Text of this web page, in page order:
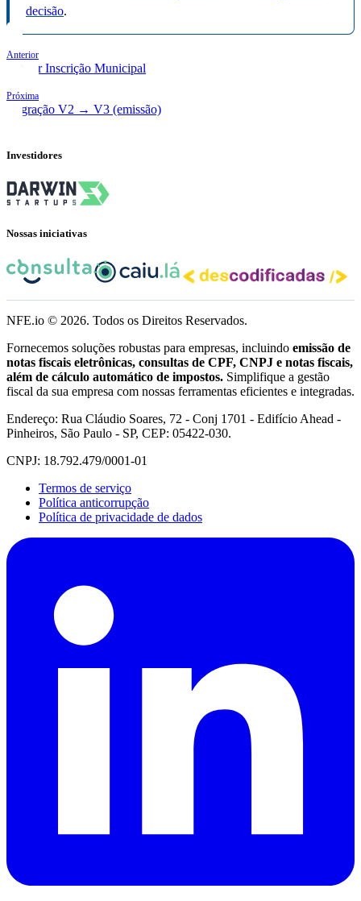
decisão.
Anterior
Alterar Inscrição Municipal
Próxima
Migração V2 → V3 (emissão)
Investidores
Nossas iniciativas
NFE.io © 2026. Todos os Direitos Reservados.
Fornecemos soluções robustas para empresas, incluindo emissão de
notas fiscais eletrônicas, consultas de CPF, CNPJ e notas fiscais,
além de cálculo automático de impostos. Simplifique a gestão
fiscal da sua empresa com nossas ferramentas eficientes e integradas.
Endereço: Rua Cláudio Soares, 72 - Conj 1701 - Edifício Ahead -
Pinheiros, São Paulo - SP, CEP: 05422-030.
CNPJ: 18.792.479/0001-01
Termos de serviço
Política anticorrupção
Política de privacidade de dados